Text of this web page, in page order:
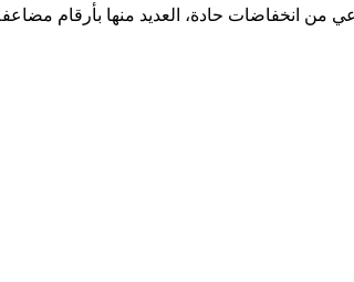
انخفاضات حادة، العديد منها بأرقام مضاعفة.